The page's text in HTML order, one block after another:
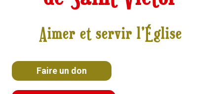
Aimer et servir l’Église
Faire un don